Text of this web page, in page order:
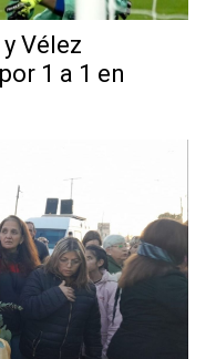
Vélez
1 a 1 en